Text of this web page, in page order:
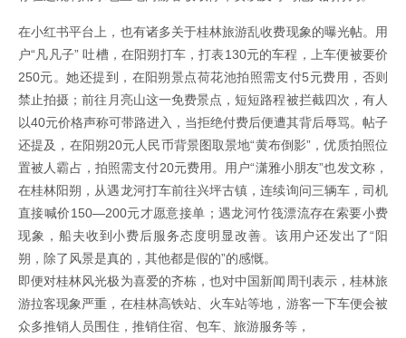
在小红书平台上，也有诸多关于桂林旅游乱收费现象的曝光帖。用
户“凡凡子” 吐槽，在阳朔打车，打表130元的车程，上车便被要价
250元。她还提到，在阳朔景点荷花池拍照需支付5元费用，否则
禁止拍摄；前往月亮山这一免费景点，短短路程被拦截四次，有人
以40元价格声称可带路进入，当拒绝付费后便遭其背后辱骂。帖子
还提及，在阳朔20元人民币背景图取景地“黄布倒影”，优质拍照位
置被人霸占，拍照需支付20元费用。用户“潇雅小朋友”也发文称，
在桂林阳朔，从遇龙河打车前往兴坪古镇，连续询问三辆车，司机
直接喊价150—200元才愿意接单；遇龙河竹筏漂流存在索要小费
现象，船夫收到小费后服务态度明显改善。该用户还发出了“阳
朔，除了风景是真的，其他都是假的”的感慨。
即便对桂林风光极为喜爱的齐栋，也对中国新闻周刊表示，桂林旅
游拉客现象严重，在桂林高铁站、火车站等地，游客一下车便会被
众多推销人员围住，推销住宿、包车、旅游服务等，